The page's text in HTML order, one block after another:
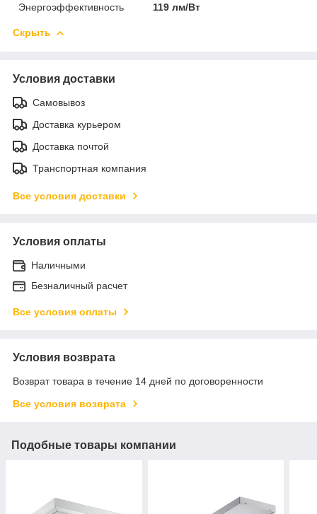
Энергоэффективность 119 лм/Вт
Скрыть
Условия доставки
Самовывоз
Доставка курьером
Доставка почтой
Транспортная компания
Все условия доставки
Условия оплаты
Наличными
Безналичный расчет
Все условия оплаты
Условия возврата
Возврат товара в течение 14 дней по договоренности
Все условия возврата
Подобные товары компании